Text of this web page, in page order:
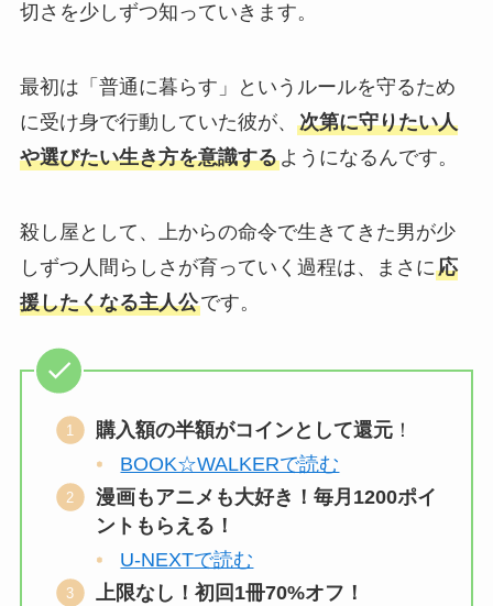
切さを少しずつ知っていきます。
最初は「普通に暮らす」というルールを守るため
に受け身で行動していた彼が、 次第に守りたい人
や選びたい生き方を意識するようになるんです。
殺し屋として、上からの命令で生きてきた男が少
しずつ人間らしさが育っていく過程は、まさに応
援したくなる主人公です。
購入額の半額がコインとして還元 ！
BOOK☆WALKERで読む
漫画もアニメも大好き！毎月1200ポイ
ントもらえる！
U-NEXTで読む
上限なし！初回1冊70%オフ！